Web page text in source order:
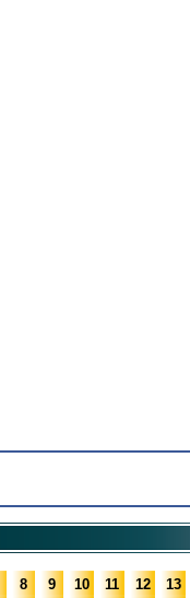
8 9 10 11 12 13